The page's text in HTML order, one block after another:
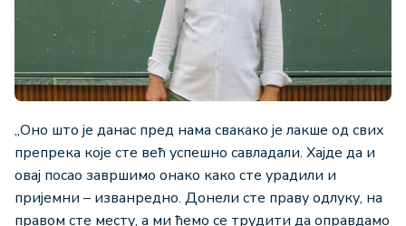
„Оно што је данас пред нама свакако је лакше од свих
препрека које сте већ успешно савладали. Хајде да и
овај посао завршимо онако како сте урадили и
пријемни – изванредно. Донели сте праву одлуку, на
правом сте месту, а ми ћемо се трудити да оправдамо